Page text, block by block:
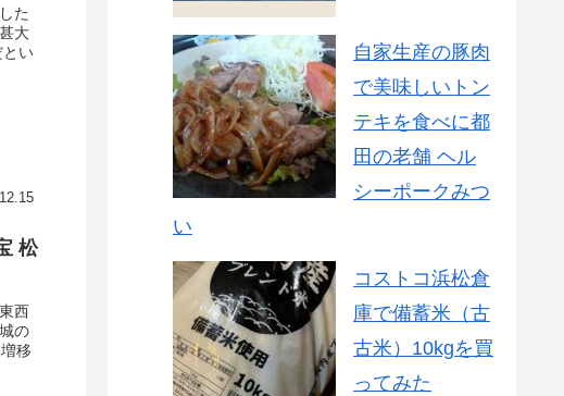
た
大
とい
松
西
の
移
自家生産の豚肉
で美味しいトン
テキを食べに都
田の老舗 ヘル
シーポークみつ
い
コストコ浜松倉
庫で備蓄米（古
古米）10kgを買
ってみた